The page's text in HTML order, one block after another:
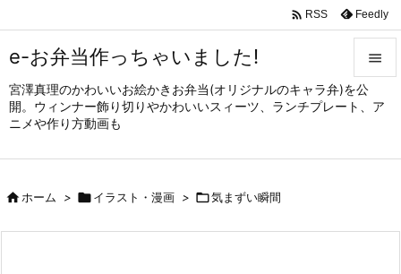
e-お弁当作っちゃいました!
宮澤真理のかわいいお絵かきお弁当(オリジナルのキャラ弁)を公
開。ウィンナー飾り切りやかわいいスィーツ、ランチプレート、ア
ニメや作り方動画も


メニュ
サイド

 RSS Feedly
ホーム > イラスト・漫画 > 気まずい瞬間